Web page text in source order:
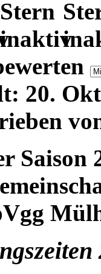
20.
Saison